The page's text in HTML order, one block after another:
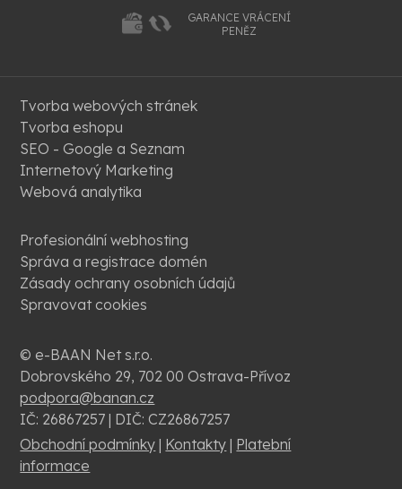
GARANCE VRÁCENÍ
PENĚZ
Tvorba webových stránek
Tvorba eshopu
SEO - Google a Seznam
Internetový Marketing
Webová analytika
Profesionální webhosting
Správa a registrace domén
Zásady ochrany osobních údajů
Spravovat cookies
© e-BAAN Net s.r.o.
Dobrovského 29, 702 00 Ostrava-Přívoz
podpora@banan.cz
IČ: 26867257 | DIČ: CZ26867257
Obchodní podmínky | Kontakty | Platební
informace